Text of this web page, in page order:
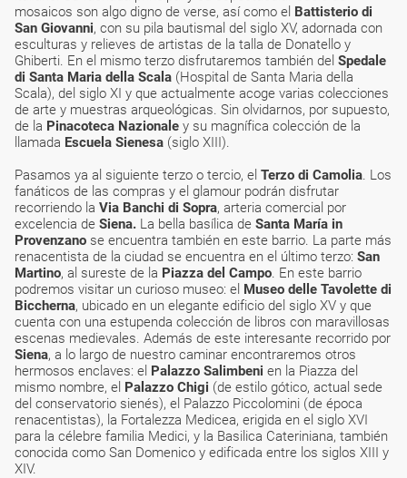
mosaicos son algo digno de verse, así como el Battisterio di
San Giovanni, con su pila bautismal del siglo XV, adornada con
esculturas y relieves de artistas de la talla de Donatello y
Ghiberti. En el mismo terzo disfrutaremos también del Spedale
di Santa Maria della Scala (Hospital de Santa Maria della
Scala), del siglo XI y que actualmente acoge varias colecciones
de arte y muestras arqueológicas. Sin olvidarnos, por supuesto,
de la Pinacoteca Nazionale y su magnífica colección de la
llamada Escuela Sienesa (siglo XIII).
Pasamos ya al siguiente terzo o tercio, el Terzo di Camolia. Los
fanáticos de las compras y el glamour podrán disfrutar
recorriendo la Via Banchi di Sopra, arteria comercial por
excelencia de Siena. La bella basílica de Santa María in
Provenzano se encuentra también en este barrio. La parte más
renacentista de la ciudad se encuentra en el último terzo: San
Martino, al sureste de la Piazza del Campo. En este barrio
podremos visitar un curioso museo: el Museo delle Tavolette di
Biccherna, ubicado en un elegante edificio del siglo XV y que
cuenta con una estupenda colección de libros con maravillosas
escenas medievales. Además de este interesante recorrido por
Siena, a lo largo de nuestro caminar encontraremos otros
hermosos enclaves: el Palazzo Salimbeni en la Piazza del
mismo nombre, el Palazzo Chigi (de estilo gótico, actual sede
del conservatorio sienés), el Palazzo Piccolomini (de época
renacentistas), la Fortalezza Medicea, erigida en el siglo XVI
para la célebre familia Medici, y la Basilica Cateriniana, también
conocida como San Domenico y edificada entre los siglos XIII y
XIV.